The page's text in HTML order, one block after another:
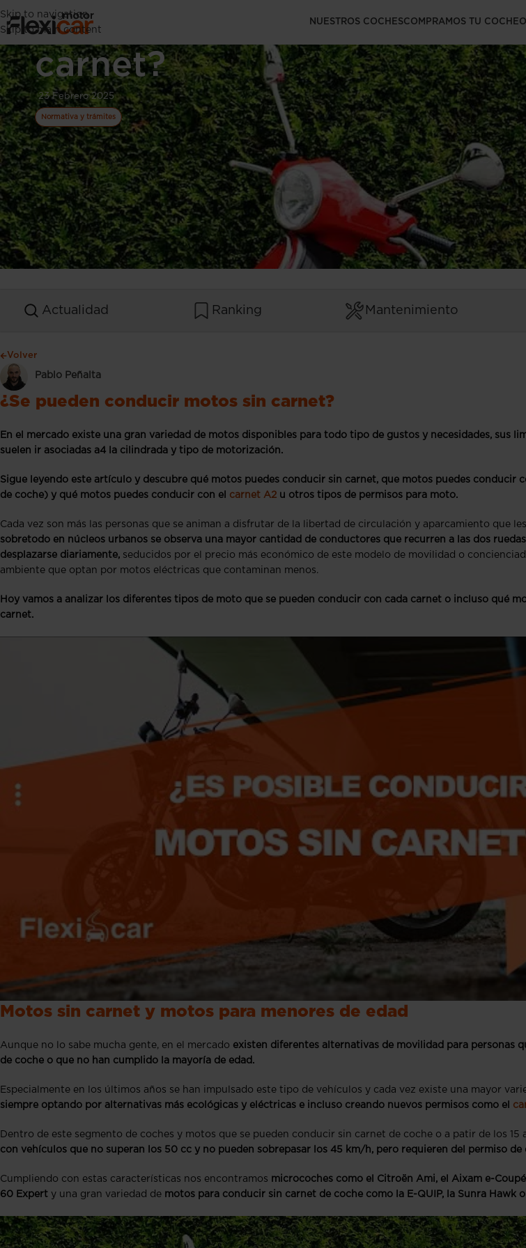
Skip to navigation
Skip to main content
NUESTROS COCHESCOMPRAMOS TU COCHE
¿Puedo conducir motos sin
carnet?
23 Febrero 2025
Normativa y trámites
Actualidad Ranking Mantenimiento
Volver
Pablo Peñalta
¿Se pueden conducir motos sin carnet?
En el mercado existe una gran variedad de motos disponibles para todo tipo de gustos y necesidades, sus
suelen ir asociadas a4 la cilindrada y tipo de motorización.
Sigue leyendo este artículo y descubre qué motos puedes conducir sin carnet, que motos puedes conducir
de coche) y qué motos puedes conducir con el carnet A2 u otros tipos de permisos para moto.
Cada vez son más las personas que se animan a disfrutar de la libertad de circulación y aparcamiento que
sobretodo en núcleos urbanos se observa una mayor cantidad de conductores que recurren a las dos
desplazarse diariamente, seducidos por el precio más económico de este modelo de movilidad o
ambiente que optan por motos eléctricas que contaminan menos.
Hoy vamos a analizar los diferentes tipos de moto que se pueden conducir con cada carnet o incluso qué
carnet.
Motos sin carnet y motos para menores de edad
Aunque no lo sabe mucha gente, en el mercado existen diferentes alternativas de movilidad para personas
de coche o que no han cumplido la mayoría de edad.
Especialmente en los últimos años se han impulsado este tipo de vehículos y cada vez existe una mayor
siempre optando por alternativas más ecológicas y eléctricas e incluso creando nuevos permisos como el
Dentro de este segmento de coches y motos que se pueden conducir sin carnet de coche o a patir de los 15
con vehículos que no superan los 50 cc y no pueden sobrepasar los 45 km/h, pero requieren del permiso de
Cumpliendo con estas características nos encontramos microcoches como el Citroën Ami, el Aixam e-
60 Expert y una gran variedad de motos para conducir sin carnet de coche como la E-QUIP, la Sunra Hawk